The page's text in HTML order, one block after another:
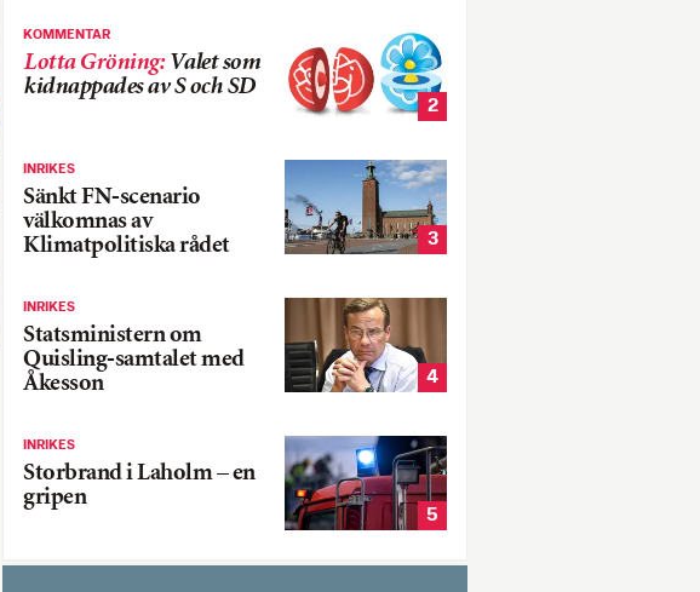
KOMMENTAR
Lotta Gröning: Valet som
kidnappades av S och SD
2
INRIKES
Sänkt FN-scenario
välkomnas av
Klimatpolitiska rådet
3
INRIKES
Statsministern om
Quisling-samtalet med
Åkesson
4
INRIKES
Storbrand i Laholm – en
gripen
5